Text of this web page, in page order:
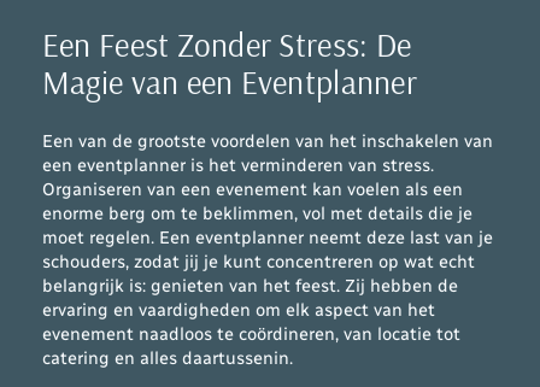
Een Feest Zonder Stress: De
Magie van een Eventplanner
Een van de grootste voordelen van het inschakelen van
een eventplanner is het verminderen van stress.
Organiseren van een evenement kan voelen als een
enorme berg om te beklimmen, vol met details die je
moet regelen. Een eventplanner neemt deze last van je
schouders, zodat jij je kunt concentreren op wat echt
belangrijk is: genieten van het feest. Zij hebben de
ervaring en vaardigheden om elk aspect van het
evenement naadloos te coördineren, van locatie tot
catering en alles daartussenin.